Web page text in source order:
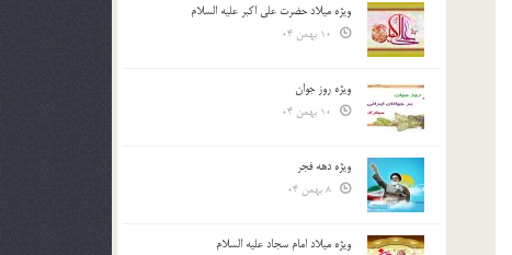
ویژه میلاد حضرت علی اکبر علیه السلام
ویژه روز جوان
ویژه دهه فجر
ویژه میلاد امام سجاد علیه السلام